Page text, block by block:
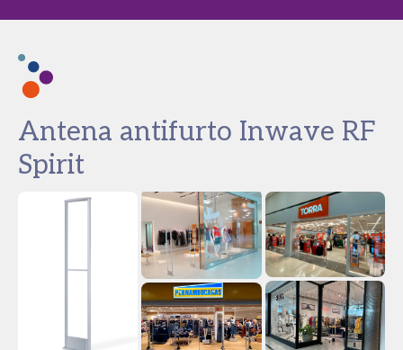
Antena antifurto Inwave RF
Spirit